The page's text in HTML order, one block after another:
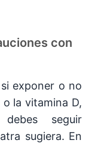
con
exponer o no
la vitamina D,
seguir
sugiera. En